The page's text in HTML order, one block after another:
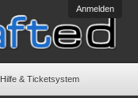
Anmelden
Hilfe & Ticketsystem